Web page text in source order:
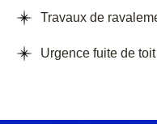
Travaux de
Urgence fuite de